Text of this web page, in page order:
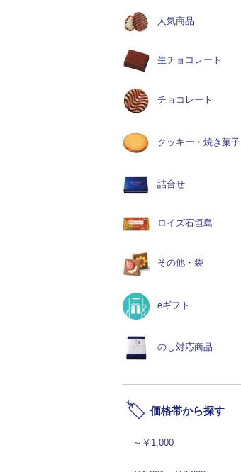
人気商品
生チョコレート
チョコレート
クッキー・焼き菓子
詰合せ
ロイズ石垣島
その他・袋
eギフト
のし対応商品
価格帯から探す
～￥1,000